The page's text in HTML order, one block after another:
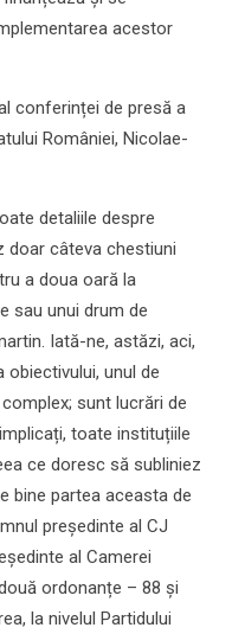
acestor
conferinței de presă a
României, Nicolae-
detaliile despre
doar câteva chestiuni
a doua oară la
sau unui drum de
Iată-ne, astăzi, aci,
obiectivului, unul de
sunt lucrări de
toate instituțiile
ce doresc să subliniez
bine partea aceasta de
președinte al CJ
al Camerei
ordonanțe – 88 și
la nivelul Partidului